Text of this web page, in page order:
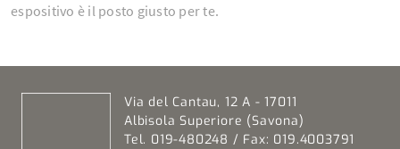
espositivo è il posto giusto per te.
Via del Cantau, 12 A - 17011
Albisola Superiore (Savona)
Tel. 019-480248 / Fax: 019.4003791